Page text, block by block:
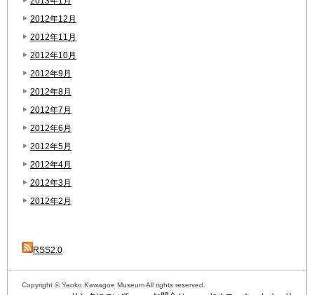
2012年12月
2012年11月
2012年10月
2012年9月
2012年8月
2012年7月
2012年6月
2012年5月
2012年4月
2012年3月
2012年2月
RSS2.0
Copyright © Yaoko Kawagoe Museum All rights reserved.